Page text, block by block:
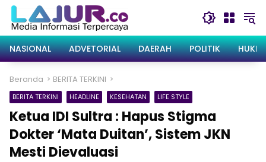
Langsung
konten
NASIONAL
ADVETORIAL DAERAH POLITIK
Beranda BERITA TERKINI
BERITA TERKINI HEADLINE KESEHATAN LIFE STYLE
Ketua IDI Sultra : Hapus Stigma
Dokter ‘Mata Duitan’, Sistem JKN
Mesti Dievaluasi